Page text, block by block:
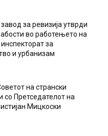
за ревизија утврди
во работењето на
за
и урбанизам
на странски
со Претседателот на
Мицкоски